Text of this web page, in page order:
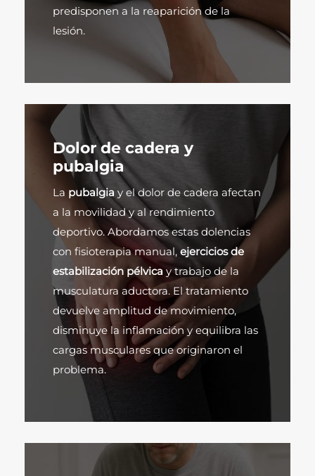
predisponen a la reaparición de la
lesión.
Dolor de cadera y
pubalgia
La pubalgia y el dolor de cadera afectan
a la movilidad y al rendimiento
deportivo. Abordamos estas dolencias
con fisioterapia manual, ejercicios de
estabilización pélvica y trabajo de la
musculatura aductora. El tratamiento
devuelve amplitud de movimiento,
disminuye la inflamación y equilibra las
cargas musculares que originaron el
problema.